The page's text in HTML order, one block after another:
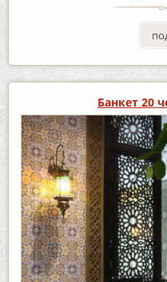
Банкет 20